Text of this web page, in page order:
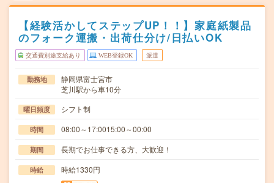
【経験活かしてステップUP！！】家庭紙製品
のフォーク運搬・出荷仕分け/日払いOK
交通費別途支給あり WEB登録OK 派遣
勤務地
静岡県富士宮市
芝川駅から車10分
曜日頻度 シフト制
時間 08:00～17:0015:00～00:00
期間 長期でお仕事できる方、大歓迎！
時給 時給1330円